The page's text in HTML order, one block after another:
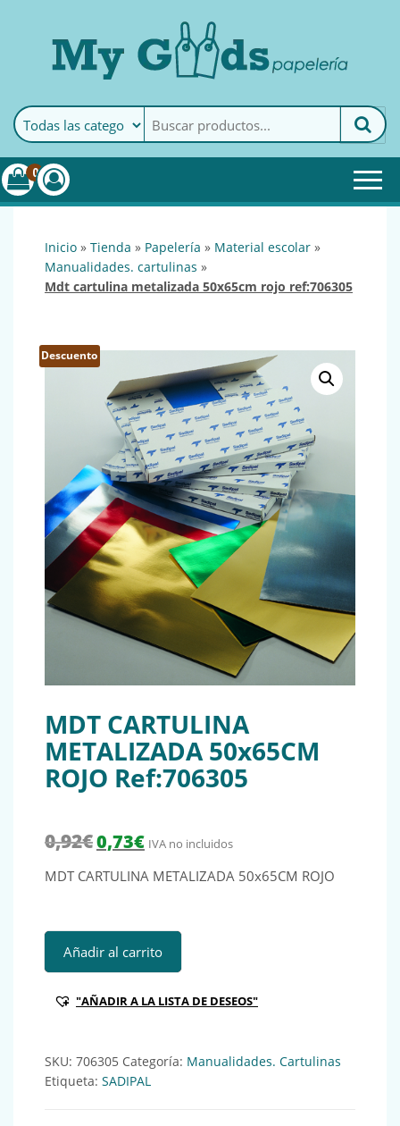
MyGoods · PapeleríaMy Goods es tu papelería
online de confianza. Podrás
encontrar todo lo necesario
0
inicio » tienda » papelería » material escolar »
manualidades. cartulinas »
mdt cartulina metalizada 50x65cm rojo ref:706305
Descuento
MDT CARTULINA
METALIZADA 50x65CM
ROJO Ref:706305
0,92€ El precio original era: 0,92€.
0,73€El precio actual es: 0,73€.
IVA no incluidos
MDT CARTULINA METALIZADA 50x65CM ROJO
MDT CARTULINA METALIZADA 50x65CM ROJO
Añadir al carrito
"AÑADIR A LA LISTA DE DESEOS"
SKU: 706305 Categoría: Manualidades. Cartulinas
Etiqueta: SADIPAL